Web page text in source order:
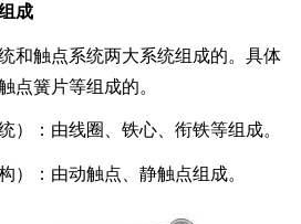
成
触点系统两大系统组成的。具体
点簧片等组成的。
：由线圈、铁心、衔铁等组成。
：由动触点、静触点组成。